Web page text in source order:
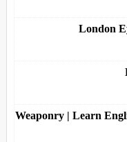
London
Weaponry | Learn